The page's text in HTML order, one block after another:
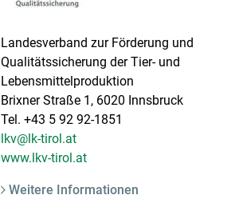
Landesverband zur Förderung und
Qualitätssicherung der Tier- und
Lebensmittelproduktion
Brixner Straße 1, 6020 Innsbruck
Tel. +43 5 92 92-1851
lkv@lk-tirol.at
www.lkv-tirol.at
Weitere Informationen